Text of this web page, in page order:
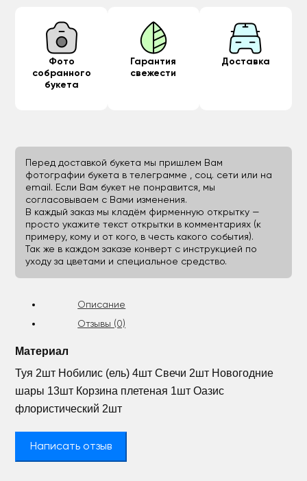
Фото
собранного
букета
Гарантия
свежести
Доставка
Перед доставкой букета мы пришлем Вам
фотографии букета в телеграмме , соц. сети или на
email. Если Вам букет не понравится, мы
согласовываем с Вами изменения.
В каждый заказ мы кладём фирменную открытку —
просто укажите текст открытки в комментариях (к
примеру, кому и от кого, в честь какого события).
Так же в каждом заказе конверт с инструкцией по
уходу за цветами и специальное средство.
Описание
Отзывы (0)
Материал
Туя 2шт Нобилис (ель) 4шт Свечи 2шт Новогодние
шары 13шт Корзина плетеная 1шт Оазис
флористический 2шт
Написать отзыв